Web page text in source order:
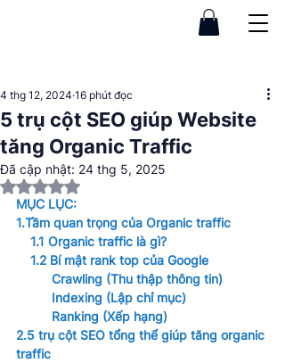
5 trụ cột SEO giúp Website
tăng Organic Traffic
4 thg 12, 2024 16 phút đọc
Đã cập nhật: 24 thg 5, 2025
Đã xếp hạng NaN/5 sao.
MỤC LỤC:
1.Tầm quan trọng của Organic traffic
1.1 Organic traffic là gì?
1.2 Bí mật rank top của Google
Crawling (Thu thập thông tin)
Indexing (Lập chỉ mục)
Ranking (Xếp hạng)
2.5 trụ cột SEO tổng thể giúp tăng organic
traffic